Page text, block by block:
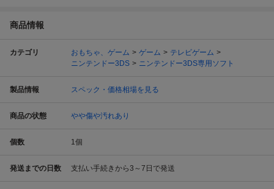
商品情報
カテゴリ おもちゃ、ゲーム ゲーム
テレビゲーム
ニンテンドー3DS
ニンテンドー3DS専用ソフト
製品情報 スペック・価格相場を見る
商品の状態 やや傷や汚れあり
個数 1個
発送までの日数 支払い手続きから3～7日で発送